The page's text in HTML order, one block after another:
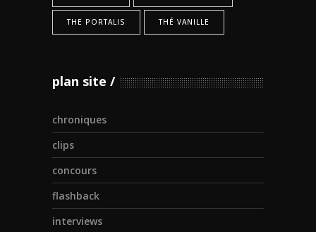
THE PORTALIS THÉ VANILLE
plan site
chroniques
clips
concours
flashback
interviews